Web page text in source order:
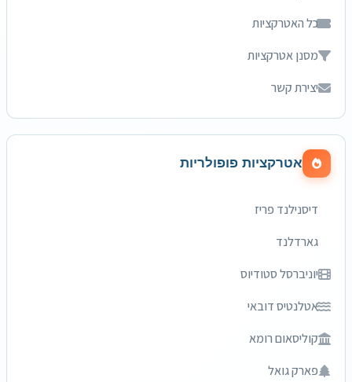
כל האטרקציות
מסנן אטרקציות
יצירת קשר
אטרקציות פופולריות
דיסנילנד פריז
גארדלנד
יוניברסל סטודיוס
אטלנטיס דובאי
קוליסאום רומא
פארק גואל